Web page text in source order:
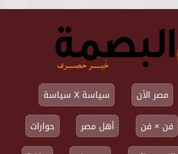
مصر الآن
سياسة X سياسة
فن × فن أهل مصر
حوارات